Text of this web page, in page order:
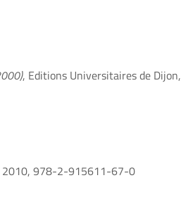
, Editions Universitaires de Dijon,
2010, 978-2-915611-67-0